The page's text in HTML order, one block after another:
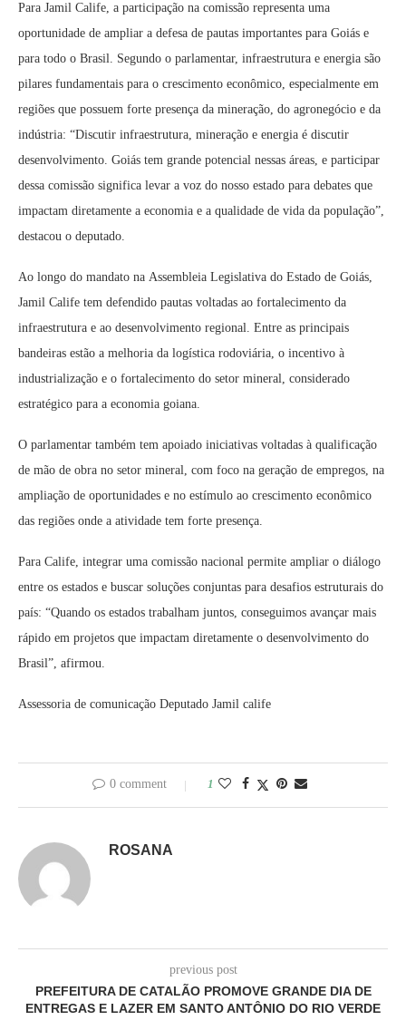
Para Jamil Calife, a participação na comissão representa uma
oportunidade de ampliar a defesa de pautas importantes para Goiás e
para todo o Brasil. Segundo o parlamentar, infraestrutura e energia são
pilares fundamentais para o crescimento econômico, especialmente em
regiões que possuem forte presença da mineração, do agronegócio e da
indústria: “Discutir infraestrutura, mineração e energia é discutir
desenvolvimento. Goiás tem grande potencial nessas áreas, e participar
dessa comissão significa levar a voz do nosso estado para debates que
impactam diretamente a economia e a qualidade de vida da população”,
destacou o deputado.
Ao longo do mandato na Assembleia Legislativa do Estado de Goiás,
Jamil Calife tem defendido pautas voltadas ao fortalecimento da
infraestrutura e ao desenvolvimento regional. Entre as principais
bandeiras estão a melhoria da logística rodoviária, o incentivo à
industrialização e o fortalecimento do setor mineral, considerado
estratégico para a economia goiana.
O parlamentar também tem apoiado iniciativas voltadas à qualificação
de mão de obra no setor mineral, com foco na geração de empregos, na
ampliação de oportunidades e no estímulo ao crescimento econômico
das regiões onde a atividade tem forte presença.
Para Calife, integrar uma comissão nacional permite ampliar o diálogo
entre os estados e buscar soluções conjuntas para desafios estruturais do
país: “Quando os estados trabalham juntos, conseguimos avançar mais
rápido em projetos que impactam diretamente o desenvolvimento do
Brasil”, afirmou.
Assessoria de comunicação Deputado Jamil calife
0 comment 1
ROSANA
previous post
PREFEITURA DE CATALÃO PROMOVE GRANDE DIA DE
ENTREGAS E LAZER EM SANTO ANTÔNIO DO RIO VERDE